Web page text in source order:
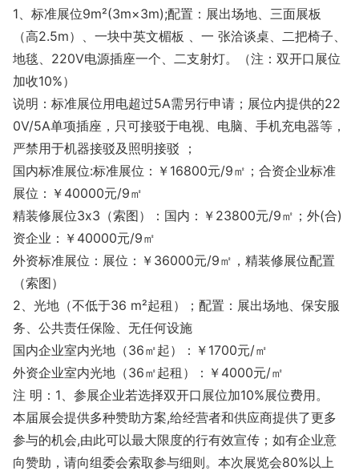
1、标准展位9m²(3m×3m);配置：展出场地、三面展板
（高2.5m）、一块中英文楣板 、一 张洽谈桌、二把椅子、
地毯、220V电源插座一个、二支射灯。（注：双开口展位
加收10%）
说明：标准展位用电超过5A需另行申请；展位内提供的22
0V/5A单项插座，只可接驳于电视、电脑、手机充电器等，
严禁用于机器接驳及照明接驳 ；
国内标准展位:标准展位：￥16800元/9㎡；合资企业标准
展位：￥40000元/9㎡
精装修展位3x3（索图）：国内：￥23800元/9㎡；外(合)
资企业：￥40000元/9㎡
外资标准展位：展位：￥36000元/9㎡，精装修展位配置
（索图）
2、光地（不低于36 m²起租）；配置：展出场地、保安服
务、公共责任保险、无任何设施
国内企业室内光地（36㎡起）：￥1700元/㎡
外资企业室内光地（36㎡起租）：￥4000元/㎡
注 明：1、参展企业若选择双开口展位加10%展位费用。
本届展会提供多种赞助方案,给经营者和供应商提供了更多
参与的机会,由此可以最大限度的行有效宣传；如有企业意
向赞助，请向组委会索取参与细则。本次展览会80%以上